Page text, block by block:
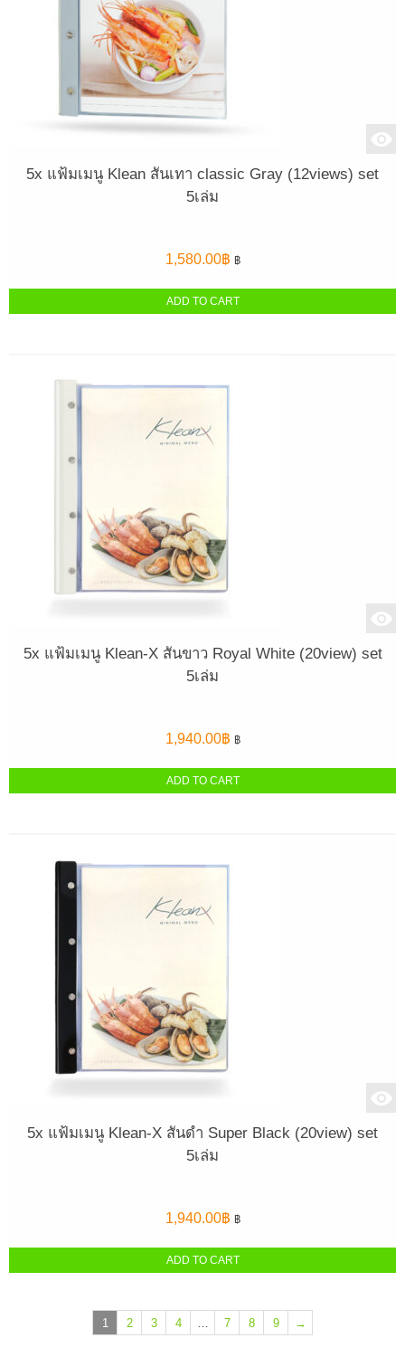
5x แฟ้มเมนู Klean สันเทา classic Gray (12views) set
5เล่ม
1,580.00฿ ฿
ADD TO CART
5x แฟ้มเมนู Klean-X สันขาว Royal White (20view) set
5เล่ม
1,940.00฿ ฿
ADD TO CART
5x แฟ้มเมนู Klean-X สันดำ Super Black (20view) set
5เล่ม
1,940.00฿ ฿
ADD TO CART
1 2 3 4 7 8 9 →